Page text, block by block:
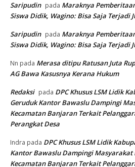
Saripudin pada Maraknya
Siswa Didik, Wagino: Bisa Saja Terjadi
Saripudin pada Maraknya
Siswa Didik, Wagino: Bisa Saja Terjadi
Nn pada Merasa ditipu Ratusan Juta
AG Bawa Kasusnya Kerana Hukum
Redaksi pada DPC Khusus LSM Lidik
Geruduk Kantor Bawaslu Dampingi
Kecamatan Banjaran Terkait
Perangkat Desa
Indra pada DPC Khusus LSM Lidik
Kantor Bawaslu Dampingi Masyarakat
Kecamatan Banjaran Terkait